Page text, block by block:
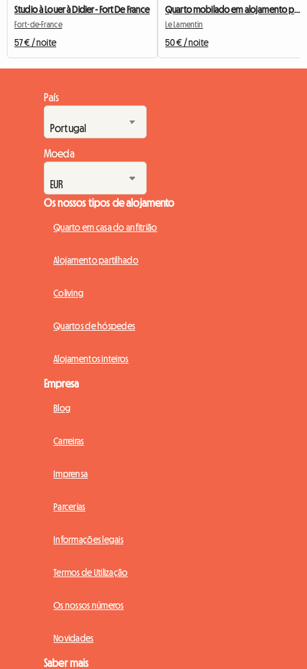
Studio à Louer à Didier - Fort De France
Fort-de-France
57 € / noite
Quarto mobilado em alojamento partilhado
Le Lamentin
50 € / noite
País
Moeda
Os nossos tipos de alojamento
Quarto em casa do anfitrião
Alojamento partilhado
Coliving
Quartos de hóspedes
Alojamentos inteiros
Empresa
Blog
Carreiras
Imprensa
Parcerias
Informações legais
Termos de Utilização
Os nossos números
Novidades
Saber mais